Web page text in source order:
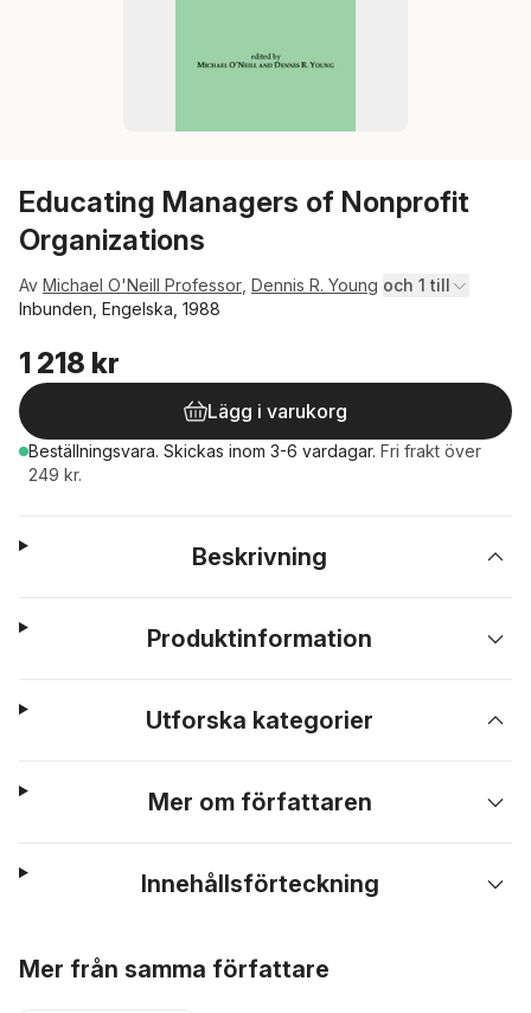
Educating Managers of Nonprofit
Organizations
Av Michael O'Neill Professor Dennis R. Young och 1 till
Inbunden, Engelska, 1988
1 218 kr
Lägg i varukorg
Beställningsvara. Skickas inom 3-6 vardagar. Fri frakt över
249 kr.
Beskrivning
Produktinformation
Utforska kategorier
Mer om författaren
Innehållsförteckning
Mer från samma författare